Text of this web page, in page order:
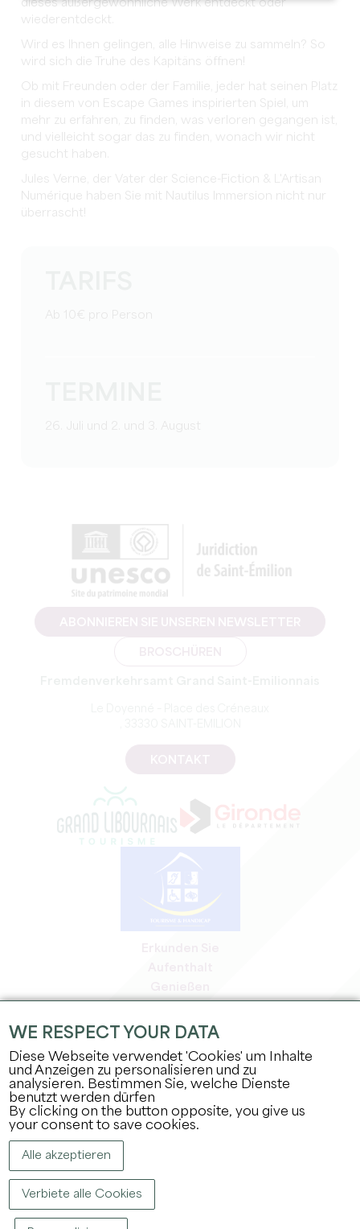
dieses außergewöhnliche Werk entdeckt oder
wiederentdeckt.
Wird es Ihnen gelingen, alle Hinweise zu sammeln? So
wird sich die Truhe des Kapitäns öffnen!
Ob mit Freunden oder der Familie, jeder hat seinen Platz
in diesem von Escape Games inspirierten Spiel, um
mehr zu erfahren, zu finden, was verloren gegangen ist,
und vielleicht sogar das zu finden, wonach wir nicht
gesucht haben.
Jules Verne, der Vater der Science-Fiction & L'Artisan
Numérique haben Sie mit Nautilus Immersion nicht nur
überrascht!
Profi-Bereich
Presse-Bereich
Jobs & Praktika
Rechtliche Informationen
Datenschutz
WE RESPECT YOUR DATA
Diese Webseite verwendet 'Cookies' um Inhalte
und Anzeigen zu personalisieren und zu
analysieren. Bestimmen Sie, welche Dienste
benutzt werden dürfen
By clicking on the button opposite, you give us
your consent to save cookies.
Alle akzeptieren
Verbiete alle Cookies